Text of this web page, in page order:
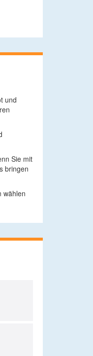
und
Sie mit
bringen
wählen